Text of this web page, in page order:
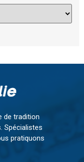
de tradition
Spécialistes
pratiquons